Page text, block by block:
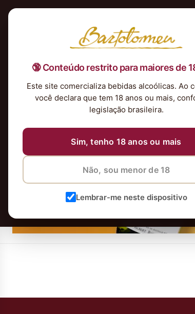
🔞 Conteúdo restrito para maiores de
Este site comercializa bebidas alcoólicas. Ao
você declara que tem 18 anos ou mais,
legislação brasileira.
Sim, tenho 18 anos ou mais
Não, sou menor de 18
Lembrar-me neste dispositivo
Nossa Seleção TintosBrancosEspumantes
Vinho Branco Albert Bichot